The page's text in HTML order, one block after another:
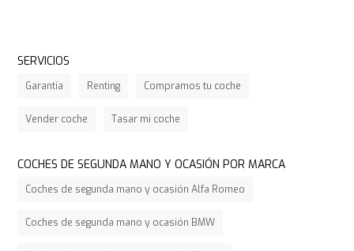
SERVICIOS
Garantía Renting Compramos tu coche
Vender coche Tasar mi coche
COCHES DE SEGUNDA MANO Y OCASIÓN POR MARCA
Coches de segunda mano y ocasión Alfa Romeo
Coches de segunda mano y ocasión BMW